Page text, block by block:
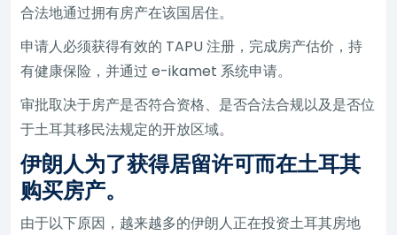
合法地通过拥有房产在该国居住。
申请人必须获得有效的 TAPU 注册，完成房产估价，持
有健康保险，并通过 e-ikamet 系统申请。
审批取决于房产是否符合资格、是否合法合规以及是否位
于土耳其移民法规定的开放区域。
伊朗人为了获得居留许可而在土耳其
购买房产。
由于以下原因，越来越多的伊朗人正在投资土耳其房地